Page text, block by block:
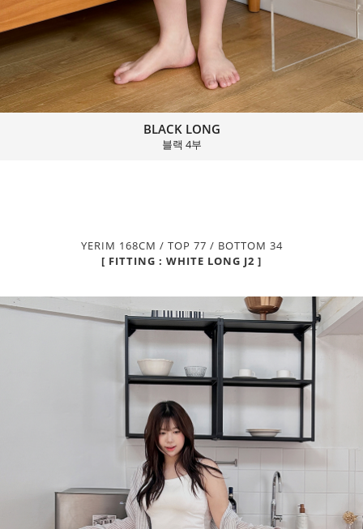
BLACK LONG
블랙 4부
YERIM 168CM / TOP 77 / BOTTOM 34
[ FITTING : WHITE LONG J2 ]